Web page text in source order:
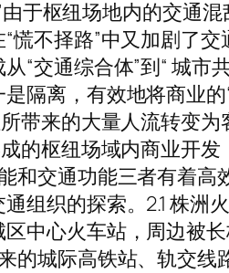
于枢纽场地内的交通
不择路”中又加剧了
“交通综合体”到“ 城
隔离，有效地将商业
带来的大量人流转变
的枢纽场域内商业开
和交通功能三者有着
组织的探索。2.1 株
中心火车站，周边被
的城际高铁站、轨交